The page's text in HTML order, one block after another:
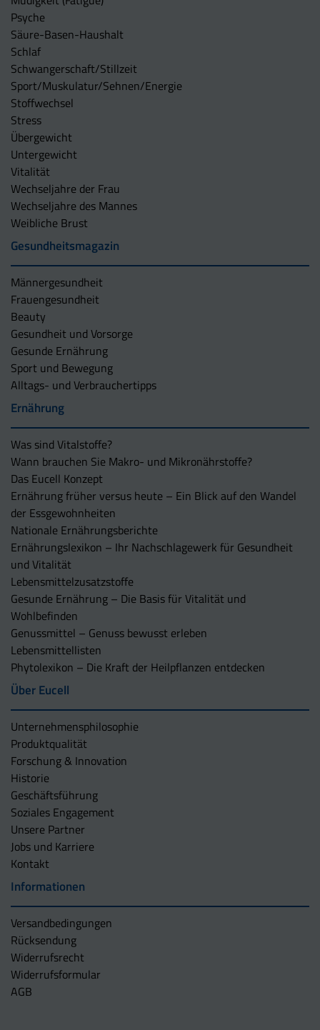
Psyche
Säure-Basen-Haushalt
Schlaf
Schwangerschaft/Stillzeit
Sport/Muskulatur/Sehnen/Energie
Stoffwechsel
Stress
Übergewicht
Untergewicht
Vitalität
Wechseljahre der Frau
Wechseljahre des Mannes
Weibliche Brust
Gesundheitsmagazin
Männergesundheit
Frauengesundheit
Beauty
Gesundheit und Vorsorge
Gesunde Ernährung
Sport und Bewegung
Alltags- und Verbrauchertipps
Ernährung
Was sind Vitalstoffe?
Wann brauchen Sie Makro- und Mikronährstoffe?
Das Eucell Konzept
Ernährung früher versus heute – Ein Blick auf den Wandel
der Essgewohnheiten
Nationale Ernährungsberichte
Ernährungslexikon – Ihr Nachschlagewerk für Gesundheit
und Vitalität
Lebensmittelzusatzstoffe
Gesunde Ernährung – Die Basis für Vitalität und
Wohlbefinden
Genussmittel – Genuss bewusst erleben
Lebensmittellisten
Phytolexikon – Die Kraft der Heilpflanzen entdecken
Über Eucell
Unternehmens­philosophie
Produktqualität
Forschung & Innovation
Historie
Geschäftsführung
Soziales Engagement
Unsere Partner
Jobs und Karriere
Kontakt
Informationen
Versandbedingungen
Rücksendung
Widerrufsrecht
Widerrufsformular
AGB